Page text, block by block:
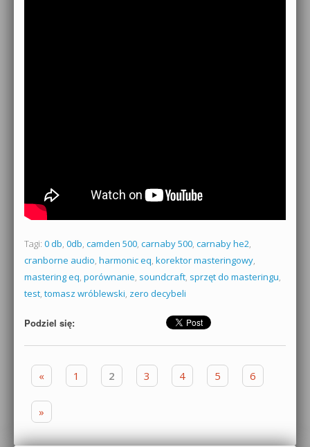
Tagi: 0 db, 0db, camden 500, carnaby 500, carnaby he2,
cranborne audio, harmonic eq, korektor masteringowy,
mastering eq, porównanie, soundcraft, sprzęt do masteringu,
test, tomasz wróblewski, zero decybeli
Podziel się:
Zobacz wpisy
« 1 2 3 4 5 6
»